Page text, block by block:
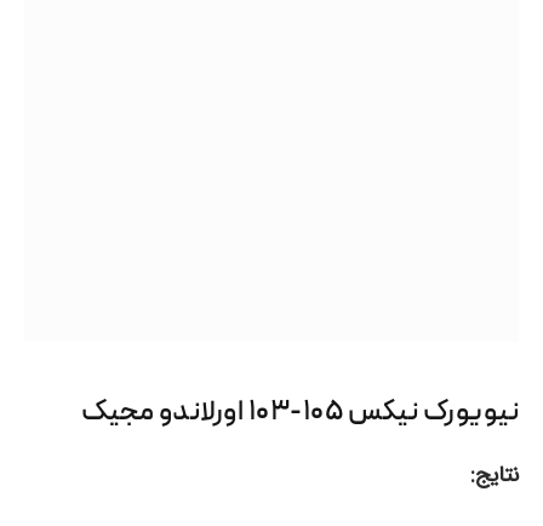
نیویورک نیکس ۱۰۵-۱۰۳ اورلاندو مجیک
نتایج: